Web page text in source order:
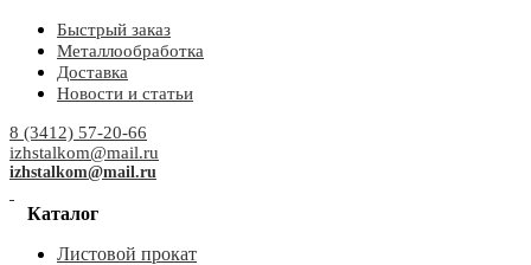
Быстрый заказ
Металлообработка
Доставка
Новости и статьи
8 (3412) 57-20-66
izhstalkom@mail.ru
izhstalkom@mail.ru
Каталог
Листовой прокат